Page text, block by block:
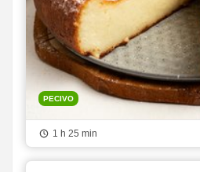
PECIVO
1 h 25 min